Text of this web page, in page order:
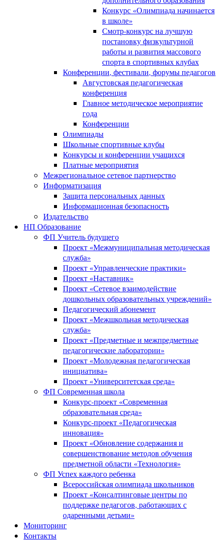
Конкурс «Олимпиада начинается
в школе»
Смотр-конкурс на лучшую
постановку физкультурной
работы и развития массового
спорта в спортивных клубах
Конференции, фестивали, форумы педагогов
Августовская педагогическая
конференция
Главное методическое мероприятие
года
Конференции
Олимпиады
Школьные спортивные клубы
Конкурсы и конференции учащихся
Платные мероприятия
Межрегиональное сетевое партнерство
Информатизация
Защита персональных данных
Информационная безопасность
Издательство
НП Образование
ФП Учитель будущего
Проект «Межмуниципальная методическая
служба»
Проект «Управленческие практики»
Проект «Наставник»
Проект «Сетевое взаимодействие
дошкольных образовательных учреждений»
Педагогический абонемент
Проект «Межшкольная методическая
служба»
Проект «Предметные и межпредметные
педагогические лаборатории»
Проект «Молодежная педагогическая
инициатива»
Проект «Университетская среда»
ФП Современная школа
Конкурс-проект «Современная
образовательная среда»
Конкурс-проект «Педагогическая
инновация»
Проект «Обновление содержания и
совершенствование методов обучения
предметной области «Технология»
ФП Успех каждого ребенка
Всероссийская олимпиада школьников
Проект «Консалтинговые центры по
поддержке педагогов, работающих с
одаренными детьми»
Мониторинг
Контакты